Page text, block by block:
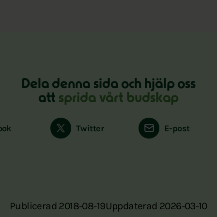
Dela denna sida och hjälp oss
att sprida vårt budskap
Twitter E-post
Publicerad 2018-08-19Uppdaterad 2026-03-10